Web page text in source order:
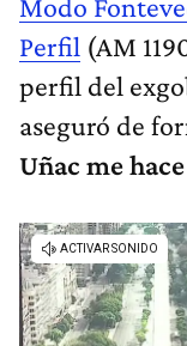
Modo
Perfil (AM
perfil del
aseguró de
Uñac me